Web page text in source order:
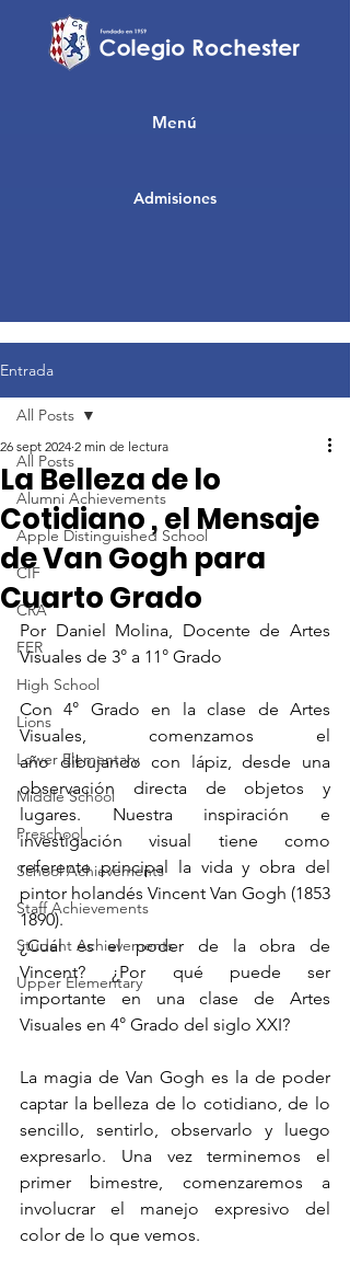
Admisiones
Menú
Entrada
All Posts
Alumni Achievements
Apple Distinguished School
CIF
CRA
FER
High School
Lions
Lower Elementary
Middle School
Preschool
School Achievements
Staff Achievements
Student Achievements
Upper Elementary
All Posts
La Belleza de lo
Cotidiano , el Mensaje
de Van Gogh para
Cuarto Grado
26 sept 2024 2 min de lectura
Por Daniel Molina, Docente de Artes
Visuales de 3° a 11° Grado
Con 4° Grado en la clase de Artes
Visuales, comenzamos el
año dibujando con lápiz, desde una
observación directa de objetos y
lugares. Nuestra inspiración e
investigación visual tiene como
referente principal la vida y obra del
pintor holandés Vincent Van Gogh (1853
1890).
¿Cuál es el poder de la obra de
Vincent? ¿Por qué puede ser
importante en una clase de Artes
Visuales en 4° Grado del siglo XXI?
La magia de Van Gogh es la de poder
captar la belleza de lo cotidiano, de lo
sencillo, sentirlo, observarlo y luego
expresarlo. Una vez terminemos el
primer bimestre, comenzaremos a
involucrar el manejo expresivo del
color de lo que vemos.